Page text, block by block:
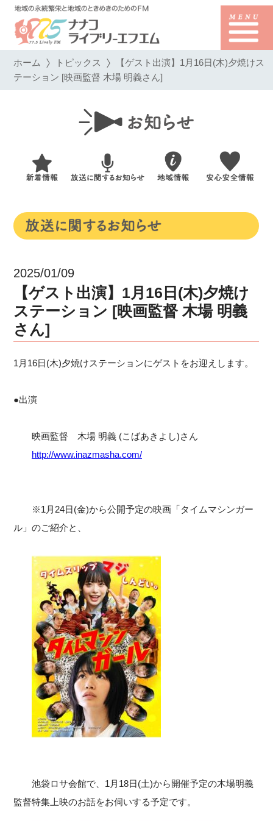
ホーム トピックス 【ゲスト出演】1月16日(木)夕焼けス
テーション [映画監督 木場 明義さん]
2025/01/09
【ゲスト出演】1月16日(木)夕焼け
ステーション [映画監督 木場 明義
さん]
1月16日(木)夕焼けステーションにゲストをお迎えします。
●出演
映画監督 木場 明義 (こばあきよし)さん
http://www.inazmasha.com/
※1月24日(金)から公開予定の映画「タイムマシンガー
ル」のご紹介と、
池袋ロサ会館で、1月18日(土)から開催予定の木場明義
監督特集上映のお話をお伺いする予定です。